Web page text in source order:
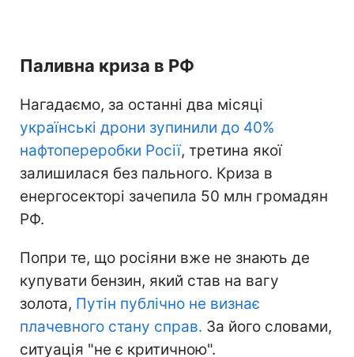
Паливна криза в РФ
Нагадаємо, за останні два місяці
українські дрони зупинили до 40%
нафтопереробки Росії, третина якої
залишилася без пального. Криза в
енергосекторі зачепила 50 млн громадян
РФ.
Попри те, що росіяни вже не знають де
купувати бензин, який став на вагу
золота, Путін публічно не визнає
плачевного стану справ. За його словами,
ситуація "не є критичною".